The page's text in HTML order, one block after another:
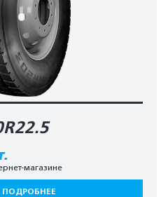
магазине
ПОДРОБНЕЕ